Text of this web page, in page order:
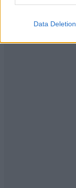
Data Deletion